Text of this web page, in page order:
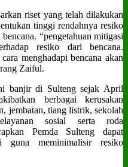
riset yang telah dilakukan
tinggi rendahnya resiko
“pengetahuan mitigasi
resiko dari bencana.
menghadapi bencana akan
Zaiful.
banjir di Sulteng sejak April
berbagai kerusakan
jembatan, tiang listrik, sekolah
sosial serta roda
Pemda Sulteng dapat
guna meminimalisir resiko